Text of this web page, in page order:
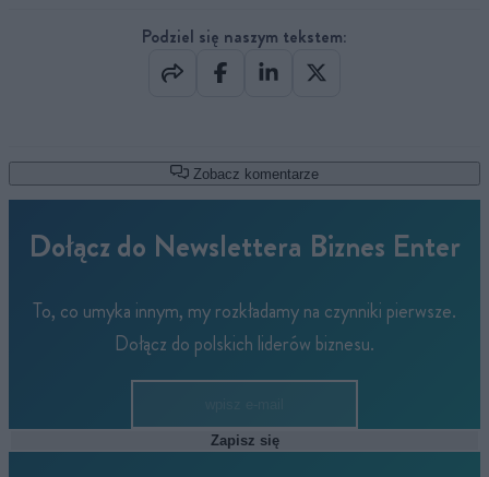
Podziel się naszym tekstem:
Zobacz komentarze
Dołącz do Newslettera Biznes Enter
To, co umyka innym, my rozkładamy na czynniki pierwsze.
Dołącz do polskich liderów biznesu.
Zapisz się